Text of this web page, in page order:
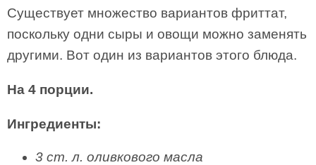
Существует множество вариантов фриттат,
поскольку одни сыры и овощи можно заменять
другими. Вот один из вариантов этого блюда.
На 4 порции.
Ингредиенты:
3 ст. л. оливкового масла